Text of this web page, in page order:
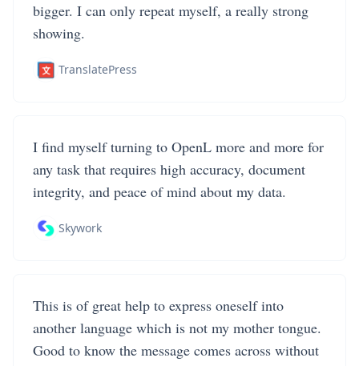
bigger. I can only repeat myself, a really strong
showing.
TranslatePress
I find myself turning to OpenL more and more for
any task that requires high accuracy, document
integrity, and peace of mind about my data.
Skywork
This is of great help to express oneself into
another language which is not my mother tongue.
Good to know the message comes across without